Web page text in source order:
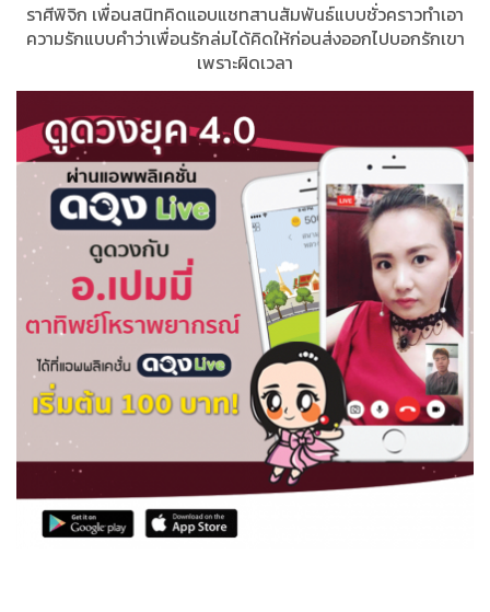
ราศีพิจิก​ เพื่อนสนิทคิดแอบแชทสานสัมพันธ์แบบชั่วคราวทำเอา
ความรักแบบคำว่าเพื่อนรักล่มได้คิดให้ก่อนส่งออกไปบอกรักเขา
เพราะผิดเวลา